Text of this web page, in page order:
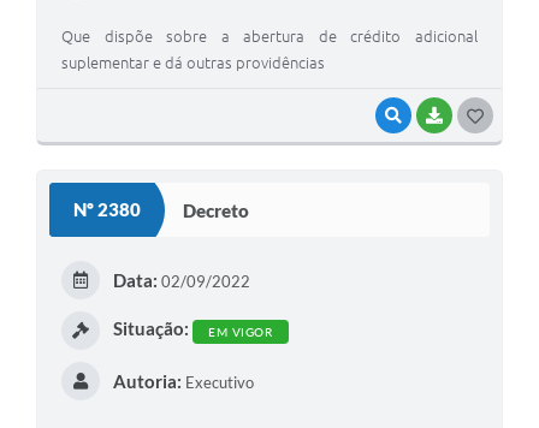
VISUALIZAR
BAIXAR
Que dispõe sobre a abertura de crédito adicional
suplementar e dá outras providências
Nº 2380 Decreto
Data: 02/09/2022
Situação: EM VIGOR
Autoria: Executivo